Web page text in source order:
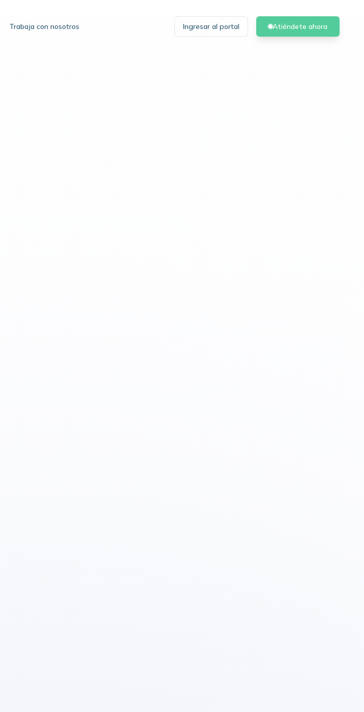
Trabaja con nosotros Ingresar al portal Atiéndete ahora